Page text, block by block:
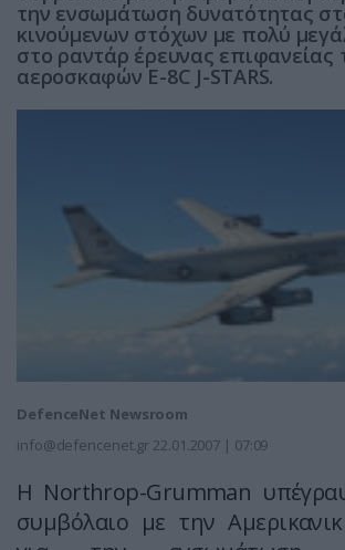
την ενσωμάτωση δυνατότητας
κινούμενων στόχων με πολύ
στο ραντάρ έρευνας επιφανείας
αεροσκαφών E-8C J-STARS.
DefenceNet Newsroom
info@defencenet.gr 22.01.2007 | 07:09
H Northrop-Grumman
συμβόλαιο με την